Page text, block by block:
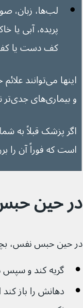
لب‌ها،
کف دست یا کف پا
و بیماری‌های جدی‌تر نیز مرتبط باشند.
اگر پزشک قبلاً
است که فوراً آن را
در حین
در حین حبس نفس،
گریه کند و سپس